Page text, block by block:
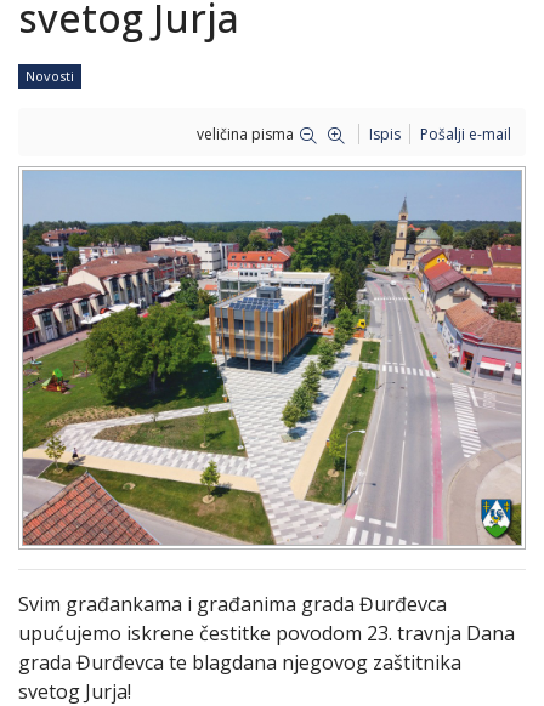
svetog Jurja
Novosti
veličina pisma Ispis Pošalji e-mail
Svim građankama i građanima grada Đurđevca
upućujemo iskrene čestitke povodom 23. travnja Dana
grada Đurđevca te blagdana njegovog zaštitnika
svetog Jurja!